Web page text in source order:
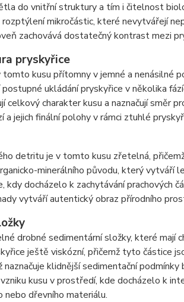
do vnitřní struktury a tím i čitelnost
mikročástic, které nevytvářejí
zachovává dostatečný kontrast mezi
pryskyřice
kusu přítomny v jemné a nenásilné
ukládání pryskyřice v několika
celkový charakter kusu a naznačují směr
a jejich finální polohy v rámci ztuhlé
detritu je v tomto kusu zřetelná,
minerálního původu, který
docházelo k zachytávání prachových
vytváří autentický obraz přírodního
drobné sedimentární složky, které mají
ještě viskózní, přičemž tyto částice
klidnější sedimentační
kusu v prostředí, kde docházelo k
dřevního materiálu.